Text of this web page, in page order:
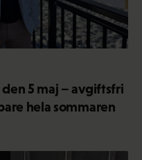
5 maj – avgiftsfri
hela sommaren